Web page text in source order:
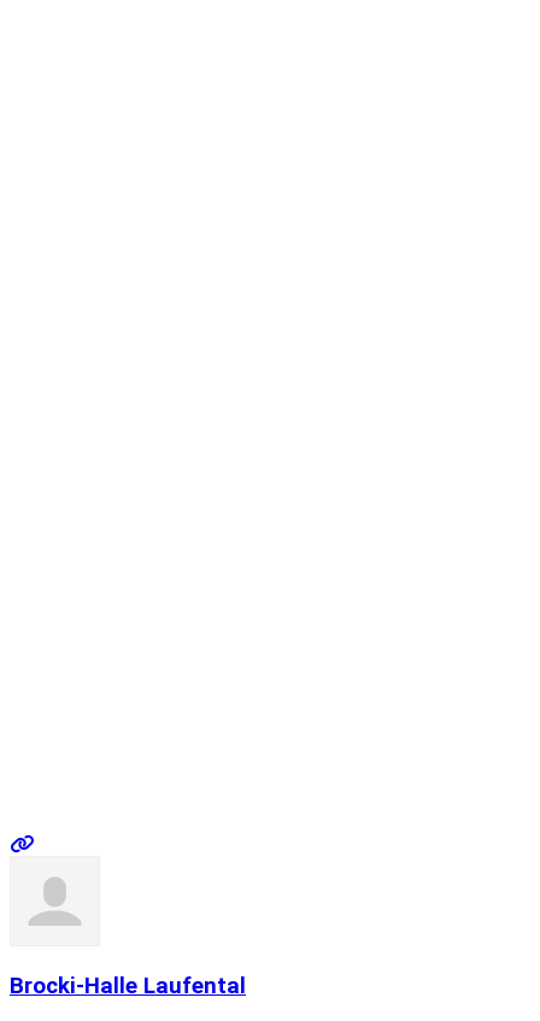
Brocki-Halle Laufental